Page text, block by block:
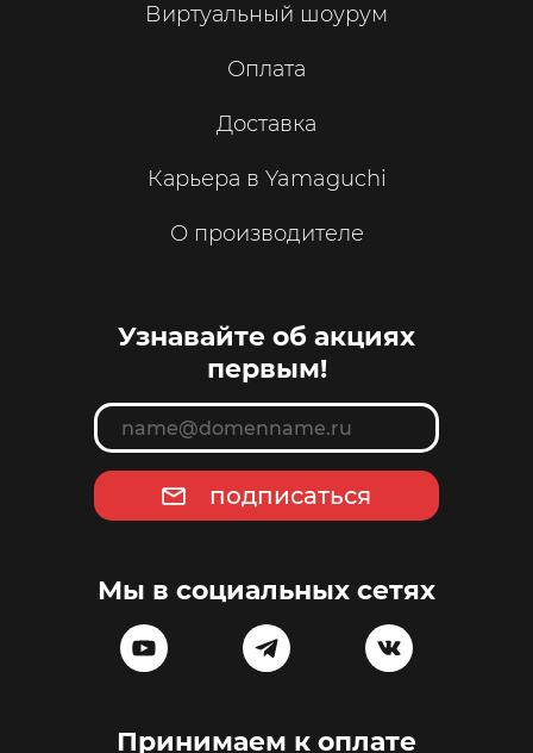
Виртуальный шоурум
Оплата
Доставка
Карьера в Yamaguchi
О производителе
Узнавайте об акциях
первым!
подписаться
Мы в социальных сетях
Принимаем к оплате